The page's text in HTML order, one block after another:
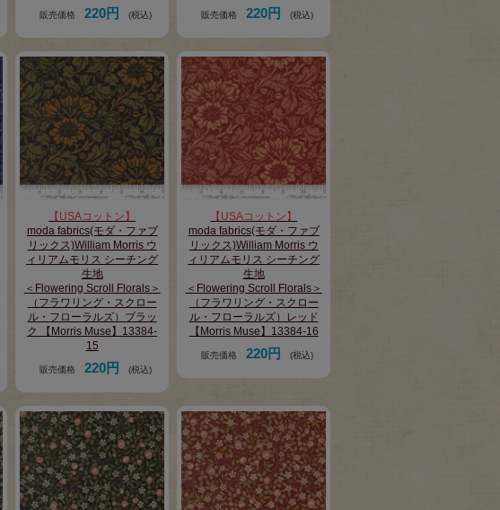
販売価格 220円 (税込) 販売価格 220円 (税込)
【USAコットン】
moda fabrics(モダ・ファブ
リックス)William Morris ウ
ィリアムモリス シーチング
生地
＜Flowering Scroll Florals＞
（フラワリング・スクロー
ル・フローラルズ）ブラッ
ク 【Morris Muse】13384-
15
販売価格 220円 (税込)
【USAコットン】
moda fabrics(モダ・ファブ
リックス)William Morris ウ
ィリアムモリス シーチング
生地
＜Flowering Scroll Florals＞
（フラワリング・スクロー
ル・フローラルズ）レッド
【Morris Muse】13384-16
販売価格 220円 (税込)